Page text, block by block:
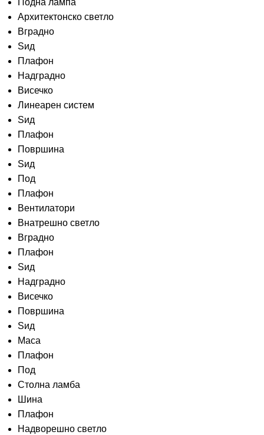
Подна лампа
Архитектонско светло
Вградно
Ѕид
Плафон
Надградно
Висечко
Линеарен систем
Ѕид
Плафон
Површина
Ѕид
Под
Плафон
Вентилатори
Внатрешно светло
Вградно
Плафон
Ѕид
Надградно
Висечко
Површина
Sид
Маса
Плафон
Под
Столна ламба
Шина
Плафон
Надворешно светло